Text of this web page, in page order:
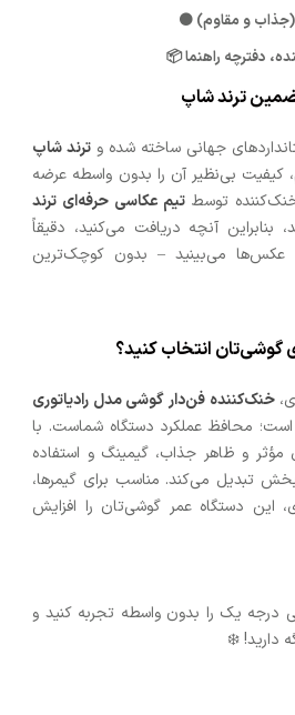
و مقاوم) ⚫
دفترچه راهنما 📦
ترند شاپ
جهانی ساخته شده و ترند شاپ
کیفیت بی‌نظیر آن را بدون واسطه عرضه
توسط تیم عکاسی حرفه‌ای ترند
بنابراین آنچه دریافت می‌کنید، دقیقاً
می‌بینید – بدون کوچک‌ترین
خنک‌کننده فن‌دار گوشی مدل رادیاتوری
است؛ محافظ عملکرد دستگاه شماست. با
و ظاهر جذاب، گیمینگ و استفاده
تبدیل می‌کند. مناسب برای گیمرها،
این دستگاه عمر گوشی‌تان را افزایش
درجه یک را بدون واسطه تجربه کنید و
دارید! ❄️